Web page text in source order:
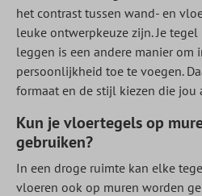
het contrast tussen wand- en
leuke ontwerpkeuze zijn. Je
leggen is een andere manier om
persoonlijkheid toe te voegen.
formaat en de stijl kiezen die jou
Kun je vloertegels op
gebruiken?
In een droge ruimte kan elke
vloeren ook op muren worden